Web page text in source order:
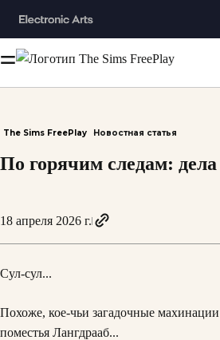
The Sims FreePlay Новостная статья
По горячим следам:
18 апреля 2026 г.
Сул-сул...
Похоже, кое-чьи загадочные махинации
поместья Лангдрааб...